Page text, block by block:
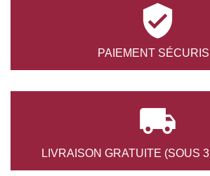

PAIEMENT

LIVRAISON GRATUITE (SOUS